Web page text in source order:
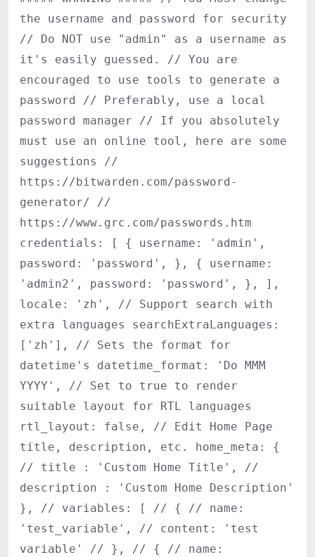
the username and password for security
// Do NOT use "admin" as a username as
it's easily guessed. // You are
encouraged to use tools to generate a
password // Preferably, use a local
password manager // If you absolutely
must use an online tool, here are some
suggestions //
https://bitwarden.com/password-
generator/ //
https://www.grc.com/passwords.htm
credentials: [ { username: 'admin',
password: 'password', }, { username:
'admin2', password: 'password', }, ],
locale: 'zh', // Support search with
extra languages searchExtraLanguages:
['zh'], // Sets the format for
datetime's datetime_format: 'Do MMM
YYYY', // Set to true to render
suitable layout for RTL languages
rtl_layout: false, // Edit Home Page
title, description, etc. home_meta: {
// title : 'Custom Home Title', //
description : 'Custom Home Description'
}, // variables: [ // { // name:
'test_variable', // content: 'test
variable' // }, // { // name: